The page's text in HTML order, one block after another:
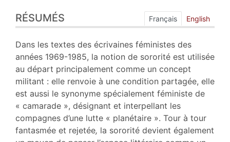
Index
Plan
Texte
Bibliographie
Notes
Citer cet article
Auteur
RÉSUMÉS Français English
Dans les textes des écrivaines féministes des
années 1969-1985, la notion de sororité est utilisée
au départ principalement comme un concept
militant : elle renvoie à une condition partagée, elle
est aussi le synonyme spécialement féministe de
« camarade », désignant et interpellant les
compagnes d’une lutte « planétaire ». Tour à tour
fantasmée et rejetée, la sororité devient également